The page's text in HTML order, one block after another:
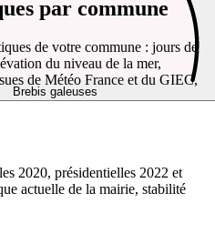
Brebis galeuses
par commune
de votre commune : jours de
du niveau de la mer,
de Météo France et du GIEC,
2020, présidentielles 2022 et
actuelle de la mairie, stabilité